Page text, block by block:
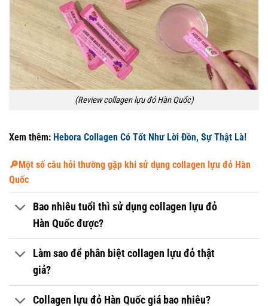
(Review collagen lựu đỏ Hàn Quốc)
Xem thêm: Hebora Collagen Có Tốt Như Lời Đồn, Sự Thật Là!
🔎Một số câu hỏi thường gặp khi sử dụng collagen lựu đỏ Hàn
Quốc
Bao nhiêu tuổi thì sử dụng collagen lựu đỏ
Hàn Quốc được?
Làm sao để phân biệt collagen lựu đỏ thật
giả?
Collagen lựu đỏ Hàn Quốc giá bao nhiêu?